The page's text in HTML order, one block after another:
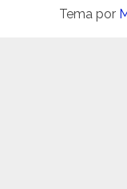
Tema por